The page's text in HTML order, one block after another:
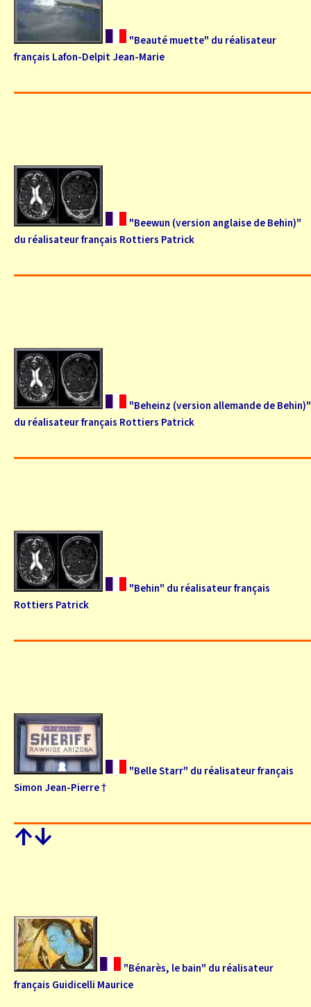
"Beauté muette" du réalisateur
français Lafon-Delpit Jean-Marie
"Beewun (version anglaise de Behin)"
du réalisateur français Rottiers Patrick
"Beheinz (version allemande de Behin)"
du réalisateur français Rottiers Patrick
"Behin" du réalisateur français
Rottiers Patrick
"Belle Starr" du réalisateur français
Simon Jean-Pierre †
↑↓
"Bénarès, le bain" du réalisateur
français Guidicelli Maurice